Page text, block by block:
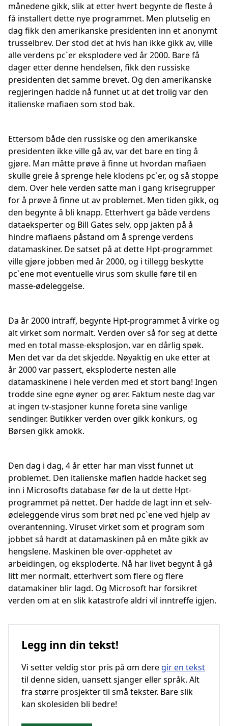
månedene gikk, slik at etter hvert begynte de fleste å
få installert dette nye programmet. Men plutselig en
dag fikk den amerikanske presidenten inn et anonymt
trusselbrev. Der stod det at hvis han ikke gikk av, ville
alle verdens pc`er eksplodere ved år 2000. Bare få
dager etter denne hendelsen, fikk den russiske
presidenten det samme brevet. Og den amerikanske
regjeringen hadde nå funnet ut at det trolig var den
italienske mafiaen som stod bak.
Ettersom både den russiske og den amerikanske
presidenten ikke ville gå av, var det bare en ting å
gjøre. Man måtte prøve å finne ut hvordan mafiaen
skulle greie å sprenge hele klodens pc`er, og så stoppe
dem. Over hele verden satte man i gang krisegrupper
for å prøve å finne ut av problemet. Men tiden gikk, og
den begynte å bli knapp. Etterhvert ga både verdens
dataeksperter og Bill Gates selv, opp jakten på å
hindre mafiaens påstand om å sprenge verdens
datamaskiner. De satset på at dette Hpt-programmet
ville gjøre jobben med år 2000, og i tillegg beskytte
pc`ene mot eventuelle virus som skulle føre til en
masse-ødeleggelse.
Da år 2000 intraff, begynte Hpt-programmet å virke og
alt virket som normalt. Verden over så for seg at dette
med en total masse-eksplosjon, var en dårlig spøk.
Men det var da det skjedde. Nøyaktig en uke etter at
år 2000 var passert, eksploderte nesten alle
datamaskinene i hele verden med et stort bang! Ingen
trodde sine egne øyner og ører. Faktum neste dag var
at ingen tv-stasjoner kunne foreta sine vanlige
sendinger. Butikker verden over gikk konkurs, og
Børsen gikk amokk.
Den dag i dag, 4 år etter har man visst funnet ut
problemet. Den italienske mafien hadde hacket seg
inn i Microsofts database før de la ut dette Hpt-
programmet på nettet. Der hadde de lagt inn et selv-
ødeleggende virus som brøt ned pc`ene ved hjelp av
overantenning. Viruset virket som et program som
jobbet så hardt at datamaskinen på en måte gikk av
hengslene. Maskinen ble over-opphetet av
arbeidingen, og eksploderte. Nå har livet begynt å gå
litt mer normalt, etterhvert som flere og flere
datamakiner blir lagd. Og Microsoft har forsikret
verden om at en slik katastrofe aldri vil inntreffe igjen.
Legg inn din tekst!
Vi setter veldig stor pris på om dere gir en tekst
til denne siden, uansett sjanger eller språk. Alt
fra større prosjekter til små tekster. Bare slik
kan skolesiden bli bedre!